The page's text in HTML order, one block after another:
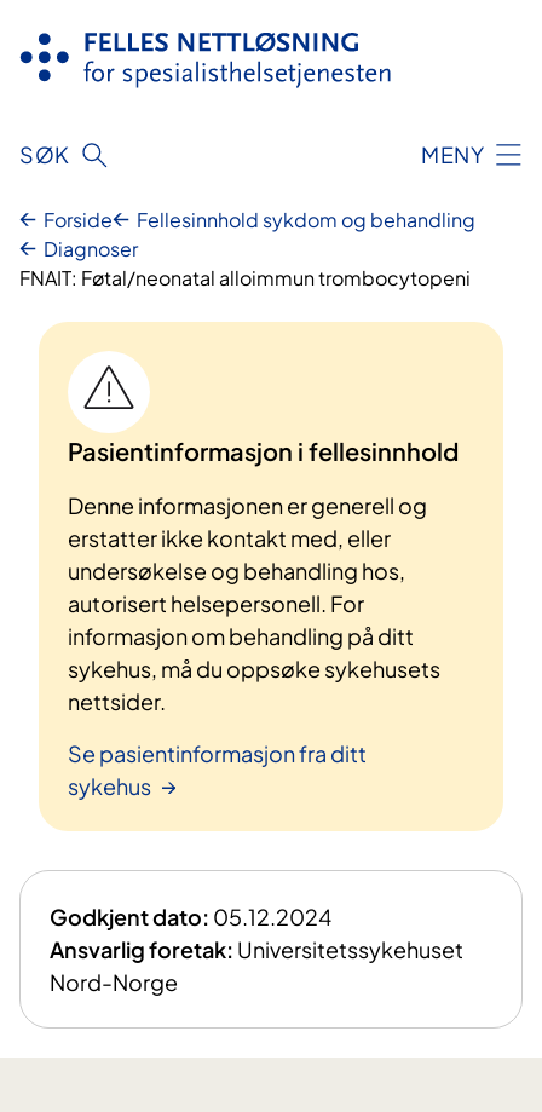
innhold
SØK MENY
Forside
Fellesinnhold sykdom og behandling
Diagnoser
FNAIT: Føtal/neonatal alloimmun trombocytopeni
Pasientinformasjon i fellesinnhold
Denne informasjonen er generell og
erstatter ikke kontakt med, eller
undersøkelse og behandling hos,
autorisert helsepersonell. For
informasjon om behandling på ditt
sykehus, må du oppsøke sykehusets
nettsider.
Se pasientinformasjon fra ditt
sykehus
Godkjent dato: 05.12.2024
Ansvarlig foretak: Universitetssykehuset
Nord-Norge